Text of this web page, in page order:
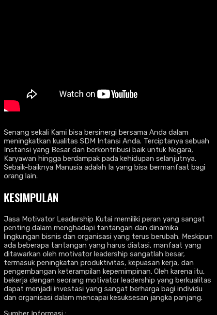
Senang sekali Kami bisa bersinergi bersama Anda dalam
meningkatkan kualitas SDM Intansi Anda. Terciptanya sebuah
Instansi yang Besar dan berkontribusi baik untuk Negara,
Karyawan hingga berdampak pada kehidupan selanjutnya.
Sebaik-baiknya Manusia adalah Ia yang bisa bermanfaat bagi
orang lain.
KESIMPULAN
Jasa Motivator Leadership Kutai memiliki peran yang sangat
penting dalam menghadapi tantangan dan dinamika
lingkungan bisnis dan organisasi yang terus berubah. Meskipun
ada beberapa tantangan yang harus diatasi, manfaat yang
ditawarkan oleh motivator leadership sangatlah besar,
termasuk peningkatan produktivitas, kepuasan kerja, dan
pengembangan keterampilan kepemimpinan. Oleh karena itu,
bekerja dengan seorang motivator leadership yang berkualitas
dapat menjadi investasi yang sangat berharga bagi individu
dan organisasi dalam mencapai kesuksesan jangka panjang.